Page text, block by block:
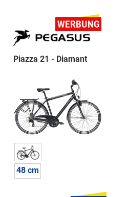
Piazza 21 - Diamant
48 cm